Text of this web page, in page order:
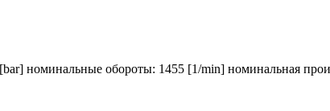
номинальные обороты: 1455 [1/min] номинальная